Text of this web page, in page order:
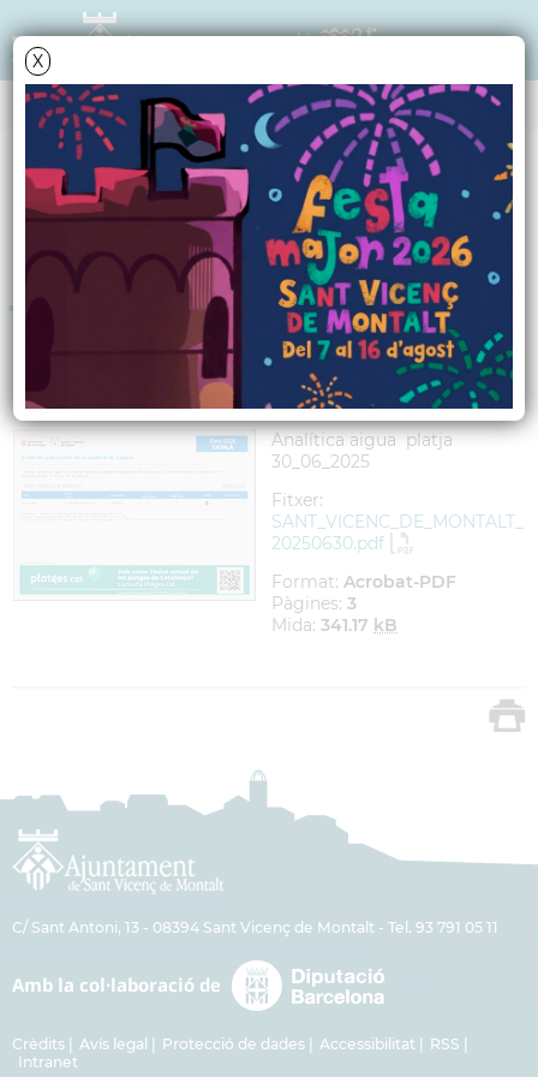
X
QUALITAT DE L'AIGUA DE BANY
Quinzena del 30 de
juny al 13 de juliol de
Analítica aigua platja
30_06_2025
Fitxer:
SANT_VICENC_DE_MONTALT_
20250630.pdf
Format: Acrobat-PDF
Pàgines: 3
Mida: 341.17 kB
C/ Sant Antoni, 13 - 08394 Sant Vicenç de Montalt - Tel. 93 791 05 11
Crèdits Avís legal Protecció de dades Accessibilitat
RSS
Intranet